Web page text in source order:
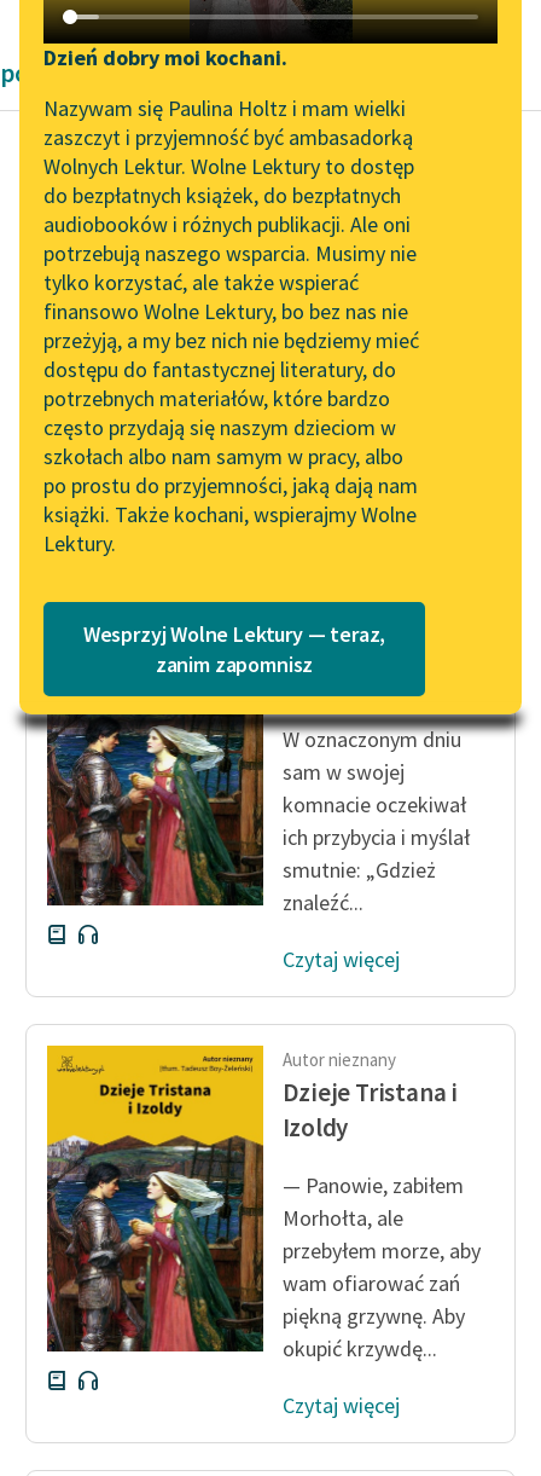
Katalog DAISY
Podkasty o książkach
Zgłoś brak utworu
Aktualności
„Prokurator Alicja Horn”
do słuchania
Byliśmy częścią AI Impact
Lab
Zapraszamy na spotkanie
online z tłumaczkami
literatury skandynawskiej
Spotkanie z Katarzyną
Tunkiel w Oslo
102. lata temu zmarł
Joseph Conrad
Lektury szkolne i klasyka
literatury do słuchania dla
uczennic i uczniów z
niepełnosprawnościami
E-kolekcja lektur
szkolnych i literatury do
słuchania dla uczennic i
uczniów z
niepełnosprawnościami
Popularyzacja
skandynawskiej literatury
feministycznej
Ręce pełne poezji
Kolekcje edukacyjne
twórców przechodzących
do domeny publicznej,
lektur szkolnych oraz
Starego Testamentu
Odkurzamy bohaterów
Szkoła Poezji Wolnych
Lektur
Narzędzia
Mapa Wolnych Lektur
Leśmianator
Przewodnik dla piszących i
czytających
API
OAI-PMH
Widget Wolnych Lektur
Przypisy
Katalog w formacie PDF
O nas
Dzień dobry moi kochani.
Nazywam się Paulina Holtz i mam wielki
zaszczyt i przyjemność być ambasadorką
Wolnych Lektur. Wolne Lektury to dostęp
do bezpłatnych książek, do bezpłatnych
audiobooków i różnych publikacji. Ale oni
potrzebują naszego wsparcia. Musimy nie
tylko korzystać, ale także wspierać
finansowo Wolne Lektury, bo bez nas nie
przeżyją, a my bez nich nie będziemy mieć
dostępu do fantastycznej literatury, do
potrzebnych materiałów, które bardzo
często przydają się naszym dzieciom w
szkołach albo nam samym w pracy, albo
po prostu do przyjemności, jaką dają nam
książki. Także kochani, wspierajmy Wolne
Lektury.
Wesprzyj Wolne Lektury — teraz,
zanim zapomnisz
powieści dworne Średniowiecze
Autor nieznany
Dzieje Tristana i
Izoldy
Służył mu mieczem i
radą nie gorzej od
szczerego lennika i tak
wiernie, iż Marek...
Czytaj więcej
Dzieje Tristana i
Izoldy
W oznaczonym dniu
sam w swojej
komnacie oczekiwał
ich przybycia i myślał
smutnie: „Gdzież
znaleźć...
Czytaj więcej
Autor nieznany
Dzieje Tristana i
Izoldy
— Panowie, zabiłem
Morhołta, ale
przebyłem morze, aby
wam ofiarować zań
piękną grzywnę. Aby
okupić krzywdę...
Czytaj więcej